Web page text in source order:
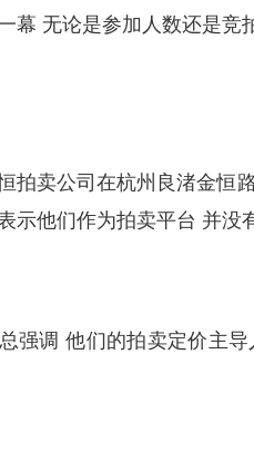
幕 无论是参加人数还是竞
卖公司在杭州良渚金恒路
示他们作为拍卖平台 并没
调 他们的拍卖定价主导